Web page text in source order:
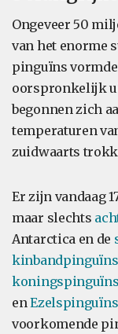
Ongeveer 50
van het enorme
pinguïns
oorspronkelijk
begonnen zich
temperaturen
zuidwaarts
Er zijn vandaag
maar slechts
Antarctica en de
kinbandpinguïns
koningspinguïns
enEzelspinguïns
voorkomende